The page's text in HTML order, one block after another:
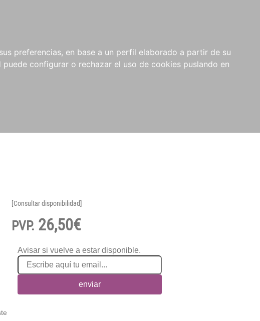
preferencias, en base a un perfil elaborado a partir de su
puede configurar o rechazar el uso de cookies puslando en
[Consultar disponibilidad]
PVP. 26,50€
Avisar si vuelve a estar disponible.
enviar